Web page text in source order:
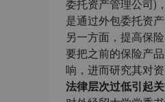
委托资产管理公司)
是通过外包委托资
另一方面，提高保
要把之前的保险产
响，进而研究其对资
法律层次过低引起